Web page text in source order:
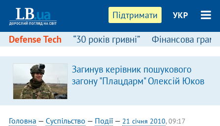
Підтримати УКР
Defense Tech “30 років гривні” Фінансова
Загинув керівник пошукового
загону "Плацдарм" Олексій Юков
Головна — Суспільство — Події— 21 січня 2010, 09:17